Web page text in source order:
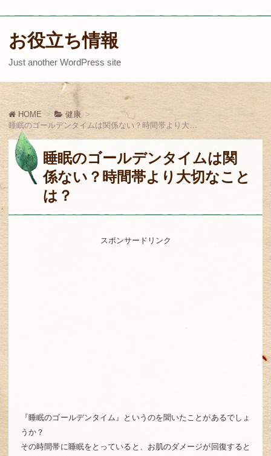
お役立ち情報
Just another WordPress site
HOME
健康
睡眠のゴールデンタイムは関係ない？時間帯より大切なことは？
睡眠のゴールデンタイムは関
係ない？時間帯より大切なこと
は？
スポンサードリンク
『睡眠のゴールデンタイム』というのを聞いたことがあるでしょ
うか？
その時間帯に睡眠をとっていると、お肌のダメージが回復すると